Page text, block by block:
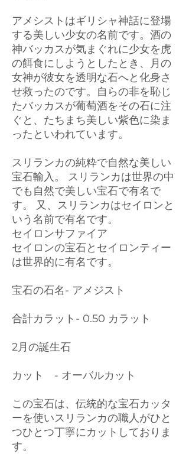
アメシストはギリシャ神話に登場
する美しい少女の名前です。酒の
神バッカスが気まぐれに少女を虎
の餌食にしようとしたとき、月の
女神が彼女を透明な石へと化身さ
せ救ったのです。自らの非を恥じ
たバッカスが葡萄酒をその石に注
ぐと、たちまち美しい紫色に染ま
ったといわれています。
スリランカの純粋で自然な美しい
宝石輸入。 スリランカは世界の中
でも自然で美しい宝石で有名で
す。 又、スリランカはセイロンと
いう名前で有名です。
セイロンサファイア
セイロンの宝石とセイロンティー
は世界的に有名です。
宝石の石名- アメジスト
合計カラット- 0.50 カラット
2月の誕生石
カット - オーバルカット
この宝石は、伝統的な宝石カッタ
ーを使いスリランカの職人がひと
つひとつ丁寧にカットしておりま
す。